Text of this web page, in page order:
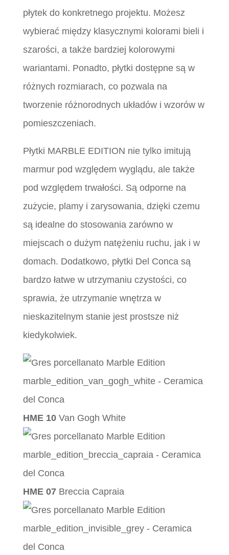
płytek do konkretnego projektu. Możesz
wybierać między klasycznymi kolorami bieli i
szarości, a także bardziej kolorowymi
wariantami. Ponadto, płytki dostępne są w
różnych rozmiarach, co pozwala na
tworzenie różnorodnych układów i wzorów w
pomieszczeniach.
Płytki MARBLE EDITION nie tylko imitują
marmur pod względem wyglądu, ale także
pod względem trwałości. Są odporne na
zużycie, plamy i zarysowania, dzięki czemu
są idealne do stosowania zarówno w
miejscach o dużym natężeniu ruchu, jak i w
domach. Dodatkowo, płytki Del Conca są
bardzo łatwe w utrzymaniu czystości, co
sprawia, że utrzymanie wnętrza w
nieskazitelnym stanie jest prostsze niż
kiedykolwiek.
HME 10Van Gogh White
HME 07Breccia Capraia